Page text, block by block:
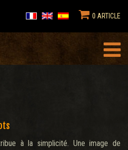
0 ARTICLE
à la simplicité. Une image de